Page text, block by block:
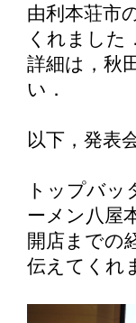
由利本荘市
くれました．
詳細は，秋
い．
以下，発表
トップバ
ーメン八屋
開店までの
伝えてくれ